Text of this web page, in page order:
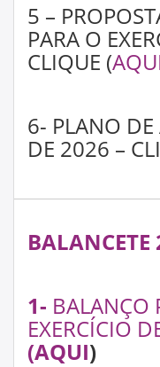
5 –
PARA O
CLIQUE (
6- PLANO DE
DE 2026 –
BALANCETE
1- BALANÇO
EXERCÍCIO
(AQUI)